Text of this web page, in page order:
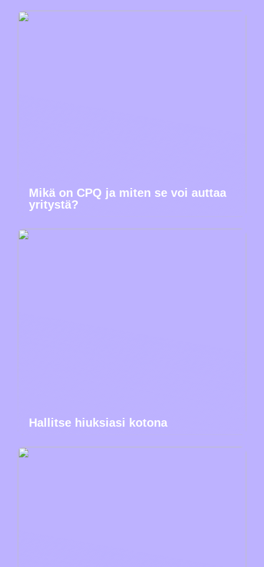
Mikä on CPQ ja miten se voi auttaa
yritystä?
Hallitse hiuksiasi kotona